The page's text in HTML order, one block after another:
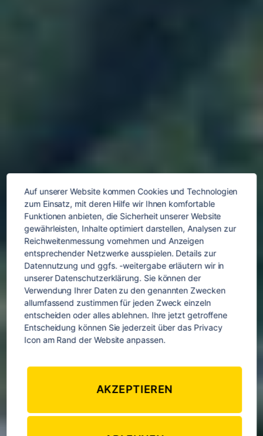
Asien
Nach
Auf unserer Website kommen Cookies und Technologien
zum Einsatz, mit deren Hilfe wir Ihnen komfortable
Funktionen anbieten, die Sicherheit unserer Website
gewährleisten, Inhalte optimiert darstellen, Analysen zur
Reichweitenmessung vornehmen und Anzeigen
entsprechender Netzwerke ausspielen. Details zur
Datennutzung und ggfs. -weitergabe erläutern wir in
unserer Datenschutzerklärung. Sie können der
Verwendung Ihrer Daten zu den genannten Zwecken
allumfassend zustimmen für jeden Zweck einzeln
entscheiden oder alles ablehnen. Ihre jetzt getroffene
Entscheidung können Sie jederzeit über das Privacy
Icon am Rand der Website anpassen.
AKZEPTIEREN